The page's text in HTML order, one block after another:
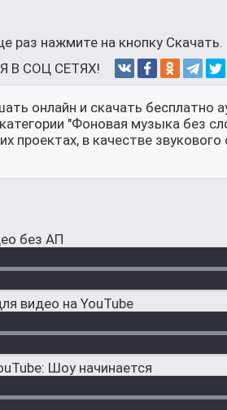
раз нажмите на кнопку Скачать.
В СОЦ СЕТЯХ!
онлайн и скачать бесплатно
"Фоновая музыка без
проектах, в качестве
без АП
видео на YouTube
Шоу начинается